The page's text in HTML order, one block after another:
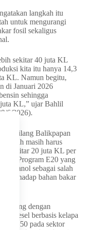
langkah itu
untuk mengurangi
fosil sekaligus
sekitar 40 juta KL
kita itu hanya 14,3
KL. Namun begitu,
di Januari 2026
sehingga
KL,” ujar Bahlil
6/2026).
Kilang Balikpapan
masih harus
sekitar 20 juta KL per
Program E20 yang
etanol sebagai salah
terhadap bahan bakar
dengan
biodiesel berbasis kelapa
B50 pada sektor